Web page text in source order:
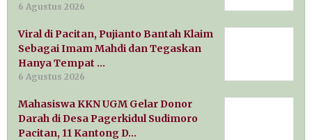
6 Agustus 2026
Viral di Pacitan, Pujianto Bantah Klaim
Sebagai Imam Mahdi dan Tegaskan
Hanya Tempat …
6 Agustus 2026
Mahasiswa KKN UGM Gelar Donor
Darah di Desa Pagerkidul Sudimoro
Pacitan, 11 Kantong D…